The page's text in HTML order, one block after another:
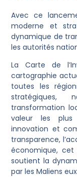
Avec ce
moderne et
dynamique de
les autorités
La Carte de
cartographie
toutes les
stratégiques,
transformation
valeur les plus
innovation et
transparence,
économique,
soutient la
par les Maliens